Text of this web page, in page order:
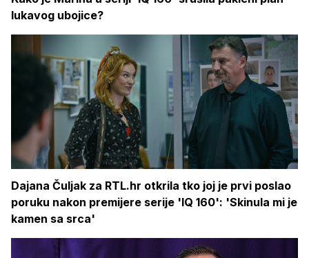
lukavog ubojice?
Dajana Čuljak za RTL.hr otkrila tko joj je prvi poslao
poruku nakon premijere serije 'IQ 160': 'Skinula mi je
kamen sa srca'